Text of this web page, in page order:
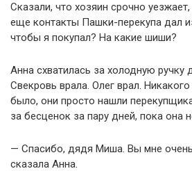
Сказали, что хозяин срочно
еще контакты Пашки-перекупа дал
чтобы я покупал? На какие шиши?
Анна схватилась за холодную ручку
Свекровь врала. Олег врал.
было, они просто нашли
за бесценок за пару дней, пока она
— Спасибо, дядя Миша. Вы мне
сказала Анна.